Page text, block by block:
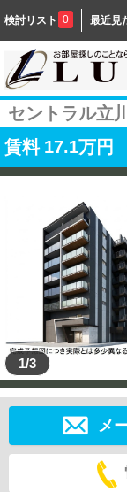
検討リスト 0 最近見
セントラル立川
賃料 17.1万円
1/3
メ